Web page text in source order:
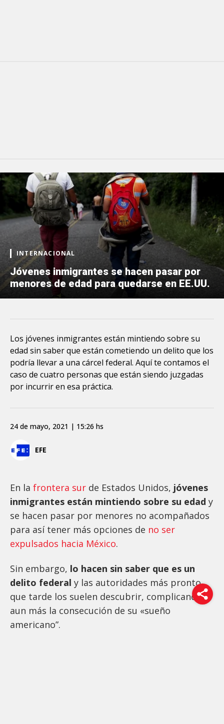
INTERNACIONAL
Jóvenes inmigrantes se hacen pasar por
menores de edad para quedarse en EE.UU.
Los jóvenes inmigrantes están mintiendo sobre su
edad sin saber que están cometiendo un delito que los
podría llevar a una cárcel federal. Aquí te contamos el
caso de cuatro personas que están siendo juzgadas
por incurrir en esa práctica.
EFE
24 de mayo, 2021 | 15:26 hs
En la frontera sur de Estados Unidos, jóvenes
inmigrantes están mintiendo sobre su edad y
se hacen pasar por menores no acompañados
para así tener más opciones de no ser
expulsados hacia México.
Sin embargo, lo hacen sin saber que es un
delito federal y las autoridades más pronto
que tarde los suelen descubrir, complicando
aun más la consecución de su «sueño
americano”.